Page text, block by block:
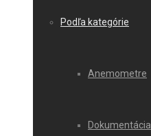
Podľa kategórie
Anemometre
Dokumentácia